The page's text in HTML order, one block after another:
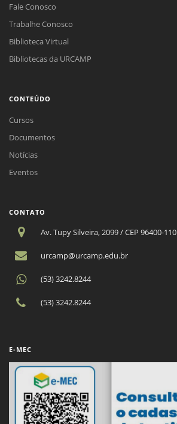
Fale Conosco
Trabalhe Conosco
Biblioteca Virtual
Bibliotecas da URCAMP
CONTEÚDO
Cursos
Documentos
Notícias
Eventos
CONTATO
Av. Tupy Silveira, 2099 / CEP 96400-110
urcamp@urcamp.edu.br
(53) 3242.8244
(53) 3242.8244
E-MEC